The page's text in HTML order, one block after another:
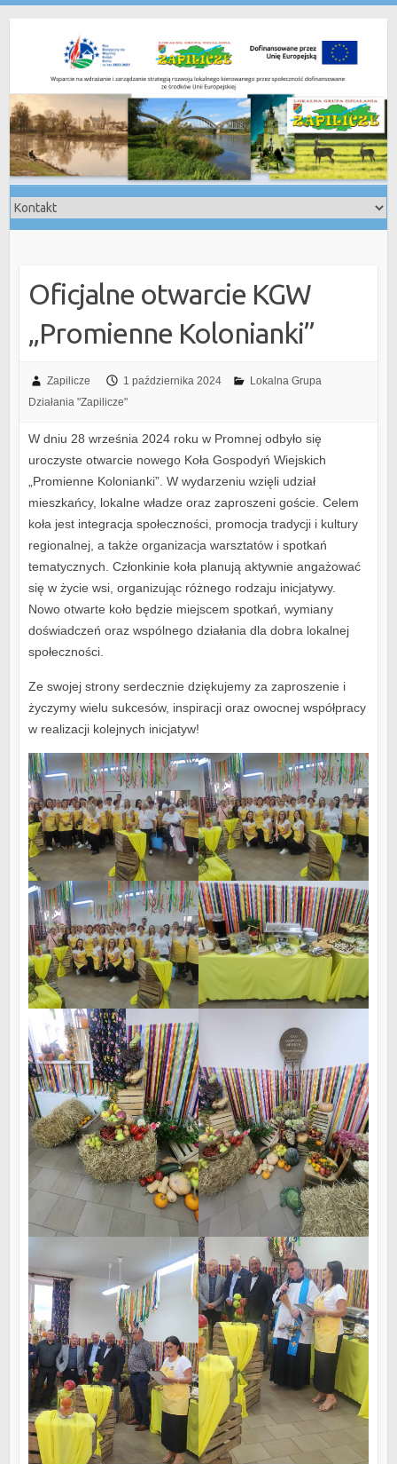
Oficjalne otwarcie KGW
„Promienne Kolonianki”
Zapilicze 1 października 2024
Lokalna Grupa
Działania "Zapilicze"
W dniu 28 września 2024 roku w Promnej odbyło się
uroczyste otwarcie nowego Koła Gospodyń Wiejskich
„Promienne Kolonianki”. W wydarzeniu wzięli udział
mieszkańcy, lokalne władze oraz zaproszeni goście. Celem
koła jest integracja społeczności, promocja tradycji i kultury
regionalnej, a także organizacja warsztatów i spotkań
tematycznych. Członkinie koła planują aktywnie angażować
się w życie wsi, organizując różnego rodzaju inicjatywy.
Nowo otwarte koło będzie miejscem spotkań, wymiany
doświadczeń oraz wspólnego działania dla dobra lokalnej
społeczności.
Ze swojej strony serdecznie dziękujemy za zaproszenie i
życzymy wielu sukcesów, inspiracji oraz owocnej współpracy
w realizacji kolejnych inicjatyw!